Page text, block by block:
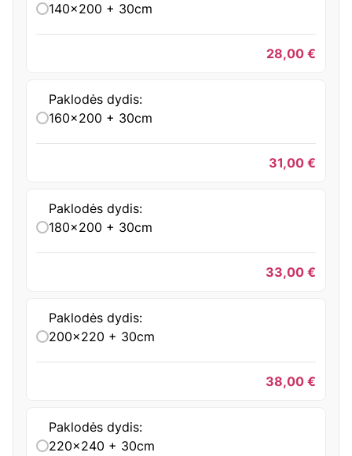
140x200 + 30cm
28,00 €
Paklodės dydis:
160x200 + 30cm
31,00 €
Paklodės dydis:
180x200 + 30cm
33,00 €
Paklodės dydis:
200x220 + 30cm
38,00 €
Paklodės dydis:
220x240 + 30cm